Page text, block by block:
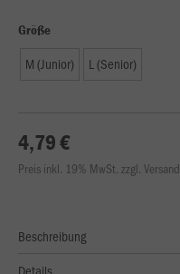
Größe
M (Junior) L (Senior)
4,79 €
Preis inkl. 19% MwSt. zzgl. Versand
Beschreibung
Details